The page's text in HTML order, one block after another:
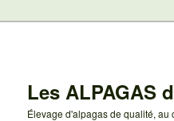
Les ALPAGAS
Élevage d'alpagas de qualité,